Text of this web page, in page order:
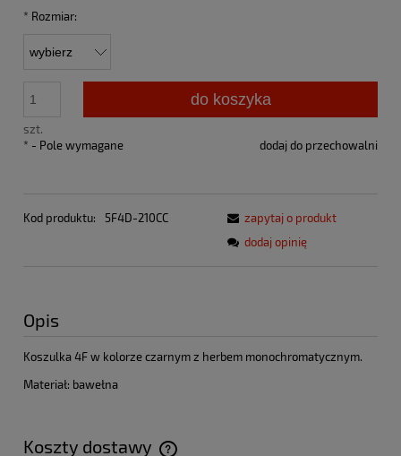
* Rozmiar:
szt.
do koszyka
dodaj do przechowalni
* - Pole wymagane
Kod produktu: 5F4D-210CC
zapytaj o produkt
dodaj opinię
Opis
Koszulka 4F w kolorze czarnym z herbem monochromatycznym.
Materiał: bawełna
Koszty dostawy